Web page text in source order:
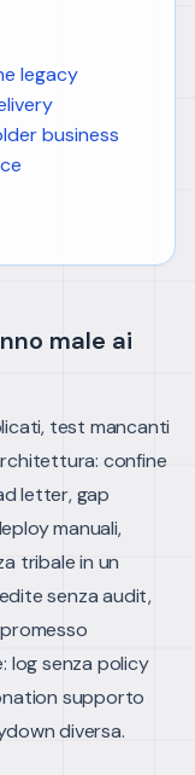
legacy
business
male ai
test mancanti
confine
letter, gap
manuali,
tribale in un
senza audit,
log senza policy
supporto
diversa.